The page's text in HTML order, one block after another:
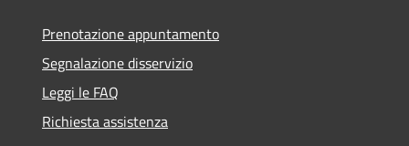
Prenotazione appuntamento
Segnalazione disservizio
Leggi le FAQ
Richiesta assistenza